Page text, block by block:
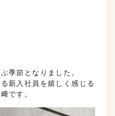
季節となりました。
新入社員を嬉しく感じる
です。